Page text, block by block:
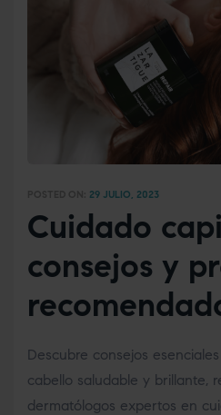
29 JULIO, 2023
Cuidado
consejos y
Descubre consejos
cabello saludable y brillante,
dermatólogos expertos en